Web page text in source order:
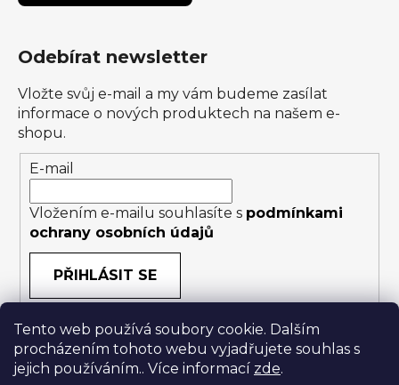
Tento web používá soubory cookie. Dalším
procházením tohoto webu vyjadřujete souhlas s
jejich používáním.. Více informací zde.
Odebírat newsletter
Vložte svůj e-mail a my vám budeme zasílat
informace o nových produktech na našem e-
shopu.
E-mail
Vložením e-mailu souhlasíte s podmínkami
ochrany osobních údajů
PŘIHLÁSIT SE